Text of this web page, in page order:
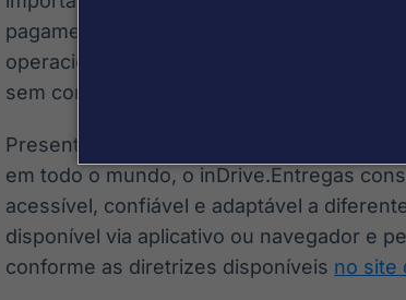
pagamento em dinheiro e a combinação
operacional é um diferencial importante
sem comprometer a experiência do cliente
Presente em mais de 260 cidades de 38
em todo o mundo, o inDrive.Entregas
acessível, confiável e adaptável a
disponível via aplicativo ou navegador e
conforme as diretrizes disponíveis no site